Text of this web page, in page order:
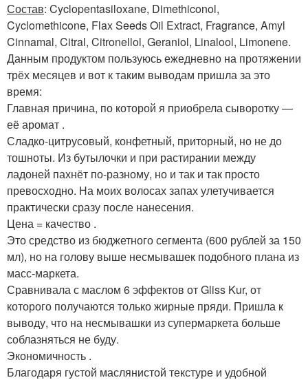
Состав: Cyclopentasiloxane, Dimethiconol,
Cyclomethicone, Flax Seeds Oil Extract, Fragrance, Amyl
Cinnamal, Citral, Citronellol, Geraniol, Linalool, Limonene.
Данным продуктом пользуюсь ежедневно на протяжении
трёх месяцев и вот к таким выводам пришла за это
время:
Главная причина, по которой я приобрела сыворотку —
её аромат .
Сладко-цитрусовый, конфетный, приторный, но не до
тошноты. Из бутылочки и при растирании между
ладоней пахнёт по-разному, но и так и так просто
превосходно. На моих волосах запах улетучивается
практически сразу после нанесения.
Цена = качество .
Это средство из бюджетного сегмента (600 рублей за 150
мл), но на голову выше несмывашек подобного плана из
масс-маркета.
Сравнивала с маслом 6 эффектов от Gliss Kur, от
которого получаются только жирные пряди. Пришла к
выводу, что на несмывашки из супермаркета больше
соблазняться не буду.
Экономичность .
Благодаря густой маслянистой текстуре и удобной